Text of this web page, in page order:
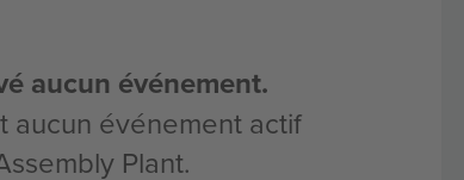
aucun événement.
aucun événement actif
Plant.